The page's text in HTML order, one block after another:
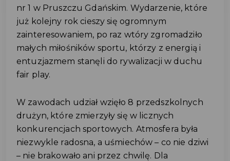
nr 1 w Pruszczu Gdańskim. Wydarzenie, które
już kolejny rok cieszy się ogromnym
zainteresowaniem, po raz wtóry zgromadziło
małych miłośników sportu, którzy z energią i
entuzjazmem stanęli do rywalizacji w duchu
fair play.
W zawodach udział wzięło 8 przedszkolnych
drużyn, które zmierzyły się w licznych
konkurencjach sportowych. Atmosfera była
niezwykle radosna, a uśmiechów – co nie dziwi
– nie brakowało ani przez chwilę. Dla